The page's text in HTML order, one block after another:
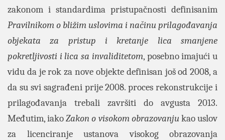
zakonom i standardima pristupačnosti definisanim
Pravilnikom o bližim uslovima i načinu prilagođavanja
objekata za pristup i kretanje lica smanjene
pokretljivosti i lica sa invaliditetom, posebno imajući u
vidu da je rok za nove objekte definisan još od 2008, a
da su svi sagrađeni prije 2008. proces rekonstrukcije i
prilagođavanja trebali završiti do avgusta 2013.
Međutim, iakoZakon o visokom obrazovanjukao uslov
za licenciranje ustanova visokog obrazovanja